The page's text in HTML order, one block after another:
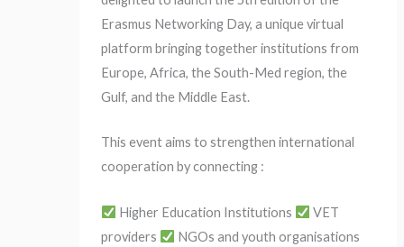
Erasmus Networking Day, a unique virtual
platform bringing together institutions from
Europe, Africa, the South-Med region, the
Gulf, and the Middle East.
This event aims to strengthen international
cooperation by connecting :
Higher Education Institutions
VET
providers
NGOs and youth organisations